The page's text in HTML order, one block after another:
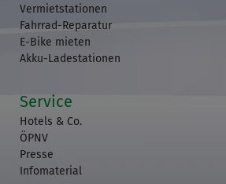
Vermietstationen
Fahrrad-Reparatur
E-Bike mieten
Akku-Ladestationen
Service
Hotels & Co.
ÖPNV
Presse
Infomaterial